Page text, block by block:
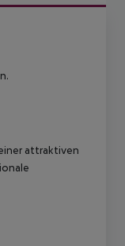
attraktiven